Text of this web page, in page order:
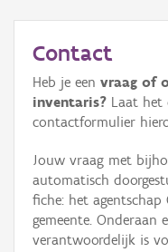
Erfgoedobject
Aanduidingsobject
Waarneming
Thema
Gebeurtenis
Contact
Heb je een vraag of
inventaris? Laat het
contactformulier
Jouw vraag met
automatisch
fiche: het
gemeente. Onderaan
verantwoordelijk is